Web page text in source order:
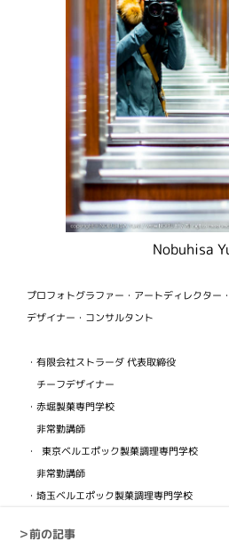
Nobuhisa
プロフォトグラファー・アートディレクター
デザイナー・コンサルタント
・有限会社ストラーダ 代表取締役
チーフデザイナー
・赤堀製菓専門学校
非常勤講師
・ 東京ベルエポック製菓調理専門学校
非常勤講師
・埼玉ベルエポック製菓調理専門学校
＞前の記事